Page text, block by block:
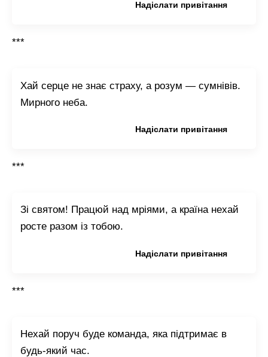
Надіслати привітання
***
Хай серце не знає страху, а розум — сумнівів.
Мирного неба.
Надіслати привітання
***
Зі святом! Працюй над мріями, а країна нехай
росте разом із тобою.
Надіслати привітання
***
Нехай поруч буде команда, яка підтримає в
будь-який час.